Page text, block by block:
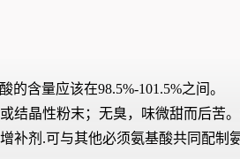
的含量应该在98.5%-101.5%之间。
结晶性粉末；无臭，味微甜而后苦
补剂.可与其他必须氨基酸共同配